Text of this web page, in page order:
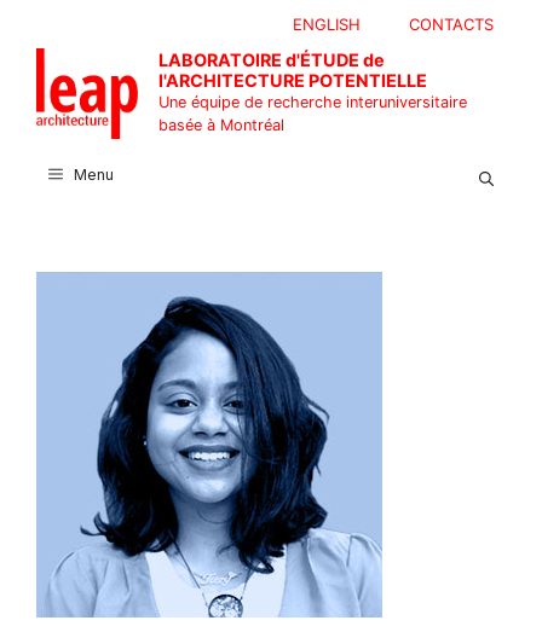
contenu
CONTACTS
ENGLISH
LABORATOIRE d'ÉTUDE de
l'ARCHITECTURE POTENTIELLE
Une équipe de recherche interuniversitaire
basée à Montréal
Menu